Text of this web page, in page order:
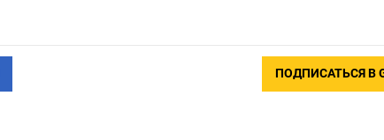
ПОДПИСАТЬСЯ В